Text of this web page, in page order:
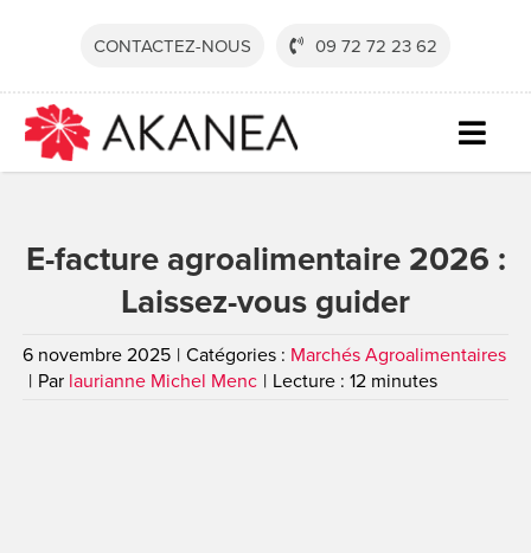
CONTACTEZ-NOUS 09 72 72 23 62
E-facture agroalimentaire 2026 :
Laissez-vous guider
6 novembre 2025 | Catégories : Marchés Agroalimentaires
| Par laurianne Michel Menc | Lecture : 12 minutes